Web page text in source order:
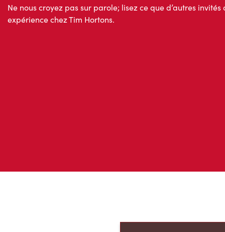
Ne nous croyez pas sur parole; lisez ce que d’autres
expérience chez Tim Hortons.